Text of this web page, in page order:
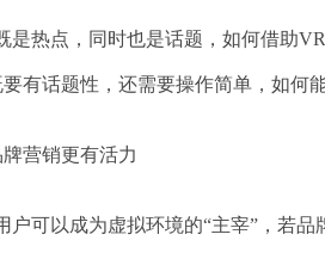
是热点，同时也是话题，如何借助
有话题性，还需要操作简单，如何
营销更有活力
户可以成为虚拟环境的“主宰”，若